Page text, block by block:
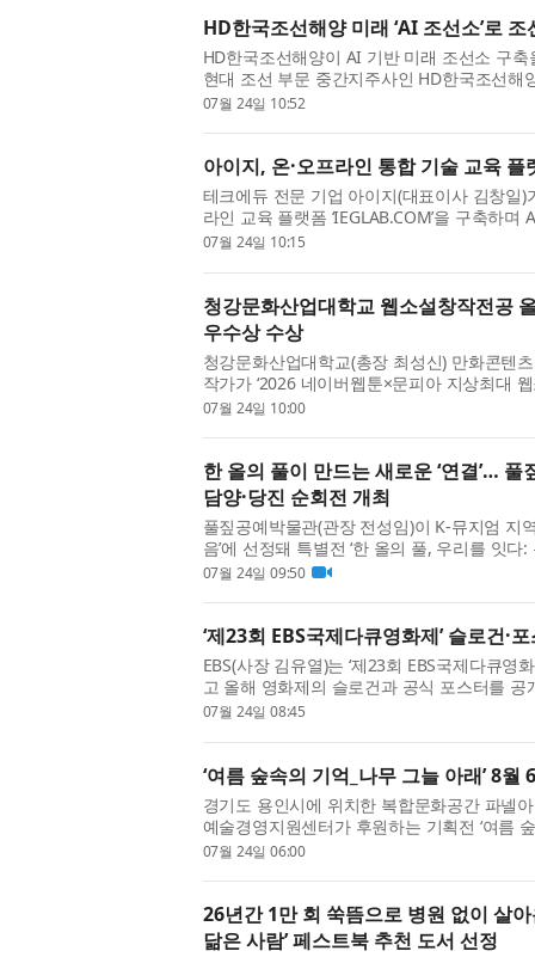
HD한국조선해양 미래 ‘AI 조선소’로
HD한국조선해양이 AI 기반 미래 조선소 구
현대 조선 부문 중간지주사인 HD한국조선
기업 ‘지멘스 디지털 인더스트리 소프트웨
07월 24일 10:52
아이지, 온·오프라인 통합 기술 교육
테크에듀 전문 기업 아이지(대표이사 김창일)
라인 교육 플랫폼 ‘IEGLAB.COM’을 구축하
운영을 본격화했다. 아이지는 지난 17년간
07월 24일 10:15
청강문화산업대학교 웹소설창작전공
우수상 수상
청강문화산업대학교(총장 최성신) 만화콘텐
작가가 ‘2026 네이버웹툰×문피아 지상최대
은 ‘미국에서 태권도장을 여니 이웃들이 내
07월 24일 10:00
한 올의 풀이 만드는 새로운 ‘연결’… 풀
담양·당진 순회전 개최
풀짚공예박물관(관장 전성임)이 K-뮤지엄 지
음’에 선정돼 특별전 ‘한 올의 풀, 우리를 잇
리’를 운영한다. ‘뮤지엄 이음’은 수도권과
07월 24일 09:50
‘제23회 EBS국제다큐영화제’ 슬로건·
EBS(사장 김유열)는 ‘제23회 EBS국제다큐영
고 올해 영화제의 슬로건과 공식 포스터를
(Portrait of an Era)’은 혼돈과 불안의 시대
07월 24일 08:45
‘여름 숲속의 기억_나무 그늘 아래’ 8월
경기도 용인시에 위치한 복합문화공간 파넬
예술경영지원센터가 후원하는 기획전 ‘여름
(목)까지 개최된다. 이번 전시는 파넬아트센
07월 24일 06:00
26년간 1만 회 쑥뜸으로 병원 없이 살
닮은 사람’ 페스트북 추천 도서 선정